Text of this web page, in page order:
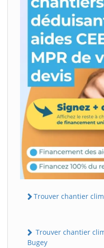
Trouver chantier
Trouver chantier
Bugey